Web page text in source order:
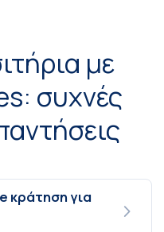
με
συχνές
κράτηση για